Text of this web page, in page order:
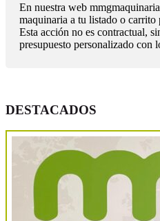
En nuestra web
maquinaria a tu listado o carrito
Esta acción no es contractual,
presupuesto personalizado con
DESTACADOS